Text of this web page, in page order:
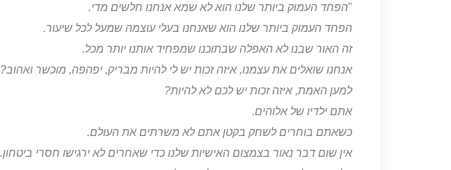
"הפחד העמוק ביותר שלנו הוא לא שמא אנחנו חלשים מדי.
הפחד העמוק ביותר שלנו הוא שאנחנו בעלי עוצמה שמעל לכל שיעור.
זה האור שבנו לא האפלה שבתוכנו שמפחיד אותנו יותר מכל.
אנחנו שואלים את עצמנו, איזה זכות יש לי להיות מבריק, יפהפה, מוכשר ואהוב?
למען האמת, איזה זכות יש לכם לא להיות?
אתם ילדיו של אלוהים.
כשאתם בוחרים לשחק בקטן אתם לא משרתים את העולם.
אין שום דבר נאור בצמצום האישיות שלנו כדי שאחרים לא ירגישו חסרי ביטחון.